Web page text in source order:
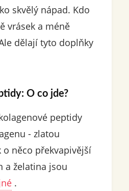
skvělý nápad. Kdo
vrásek a méně
dělají tyto doplňky
O co jde?
peptidy
- zlatou
o něco překvapivější
a želatina jsou
.